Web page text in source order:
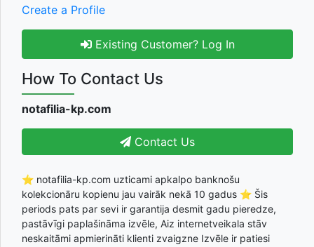
Create a Profile
Existing Customer? Log In
How To Contact Us
notafilia-kp.com
Contact Us
⭐ notafilia-kp.com uzticami apkalpo banknošu
kolekcionāru kopienu jau vairāk nekā 10 gadus ⭐ Šis
periods pats par sevi ir garantija desmit gadu pieredze,
pastāvīgi paplašināma izvēle, Aiz internetveikala stāv
neskaitāmi apmierināti klienti zvaigzne Izvēle ir patiesi